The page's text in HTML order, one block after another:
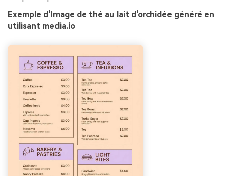
Exemple d'Image de thé au lait d'orchidée généré en
utilisant media.io